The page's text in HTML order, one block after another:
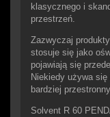
klasycznego i
przestrzeń.
Zazwyczaj
stosuje się jako
pojawiają się
Niekiedy używa
bardziej
Solvent R 60